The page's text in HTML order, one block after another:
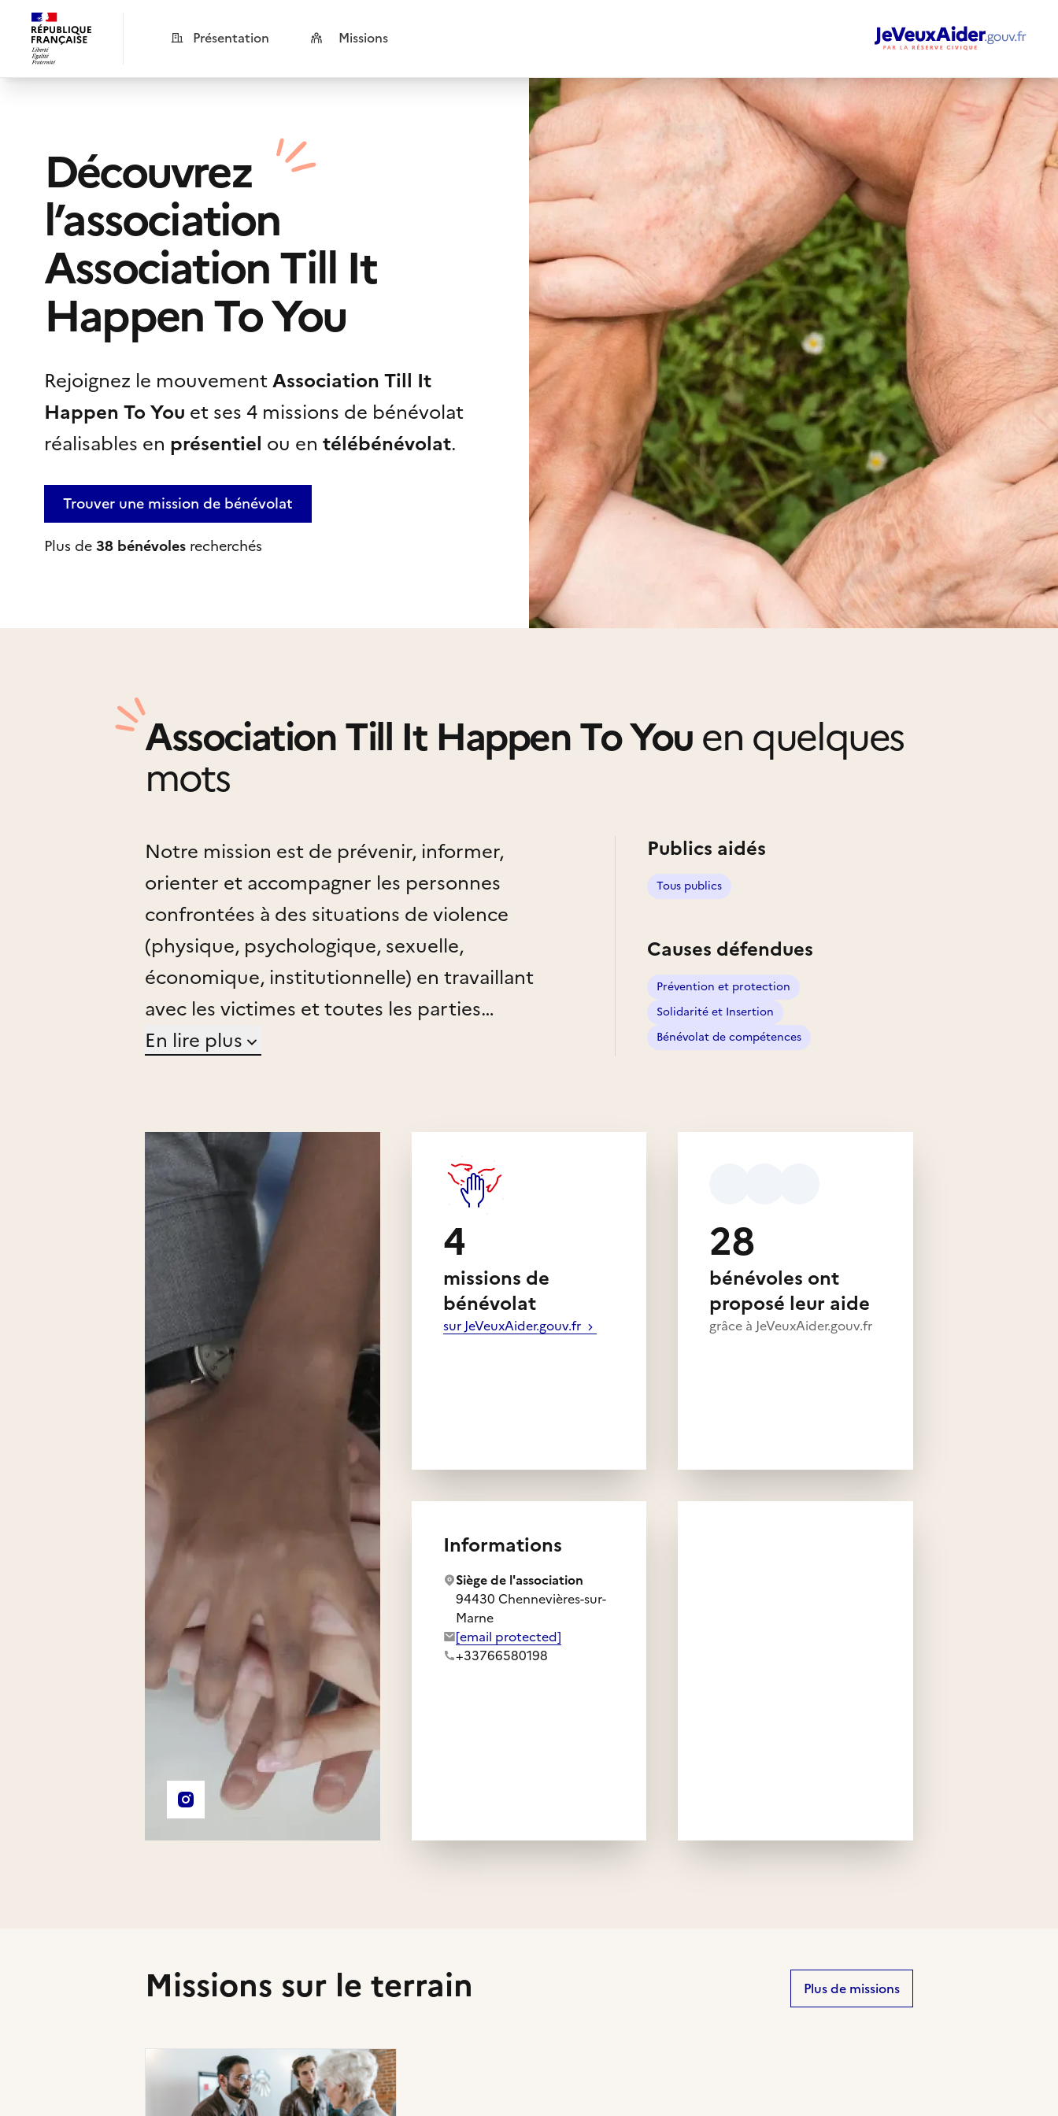
Présentation Missions
Découvrez
l’association
Association Till It
Happen To You
Rejoignez le mouvementAssociation Till It
Happen To You et ses 4 missions de bénévolat
réalisables en présentiel ou en télébénévolat.
Trouver une mission de bénévolat
Plus de38 bénévoles recherchés
Association Till It Happen To Youen quelques
mots
Notre mission est de prévenir, informer,
orienter et accompagner les personnes
confrontées à des situations de violence
(physique, psychologique, sexuelle,
économique, institutionnelle) en travaillant
avec les victimes et toutes les parties
prenantes (police, justice, santé, social, travail,
En lire plus
Publics aidés
Tous publics
Causes défendues
Prévention et protection
Solidarité et Insertion
Bénévolat de compétences
Liens externes de l'association
Compte Instagram de l'association
4
missions de
bénévolat
sur JeVeuxAider.gouv.fr
28
bénévoles ont
proposé leur aide
grâce à JeVeuxAider.gouv.fr
Informations
Siège de l'association
94430 Chennevières-sur-
Marne
Adresse e-mail de l'association :
[email protected]
Numéro de téléphone de l'association :
+33766580198
Missions sur le terrain Plus de missions